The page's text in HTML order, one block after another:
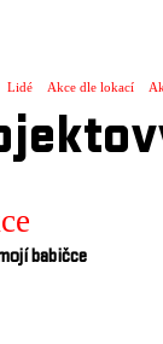
Lidé Akce dle lokací
babičce